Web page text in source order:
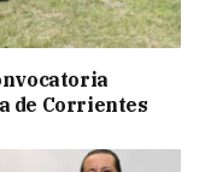
de Corrientes